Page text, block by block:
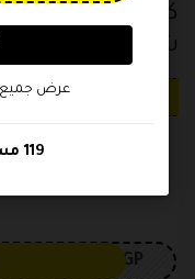
كوبونات متجر
شهرة
3GP
عرض جميع
119 مستخدم